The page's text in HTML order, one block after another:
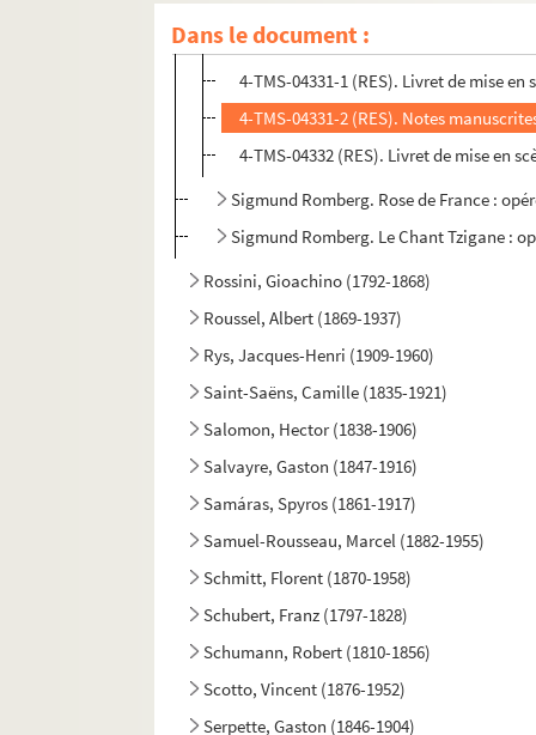
Dans le document :
2-TMS-00197 (RES). Partition chant et
4-TMS-04331-1 (RES). Livret de mise
4-TMS-04331-2 (RES). Notes
4-TMS-04332 (RES). Livret de mise en
Sigmund Romberg. Rose de France :
Sigmund Romberg. Le Chant Tzigane :
Rossini, Gioachino (1792-1868)
Roussel, Albert (1869-1937)
Rys, Jacques-Henri (1909-1960)
Saint-Saëns, Camille (1835-1921)
Salomon, Hector (1838-1906)
Salvayre, Gaston (1847-1916)
Samáras, Spyros (1861-1917)
Samuel-Rousseau, Marcel (1882-1955)
Schmitt, Florent (1870-1958)
Schubert, Franz (1797-1828)
Schumann, Robert (1810-1856)
Scotto, Vincent (1876-1952)
Serpette, Gaston (1846-1904)